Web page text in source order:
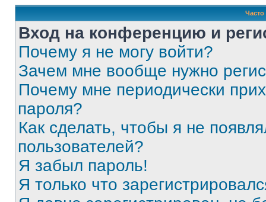
Вход на конференцию и
Почему я не могу войти?
Зачем мне вообще нужно
Почему мне периодически
пароля?
Как сделать, чтобы я не
пользователей?
Я забыл пароль!
Я только что